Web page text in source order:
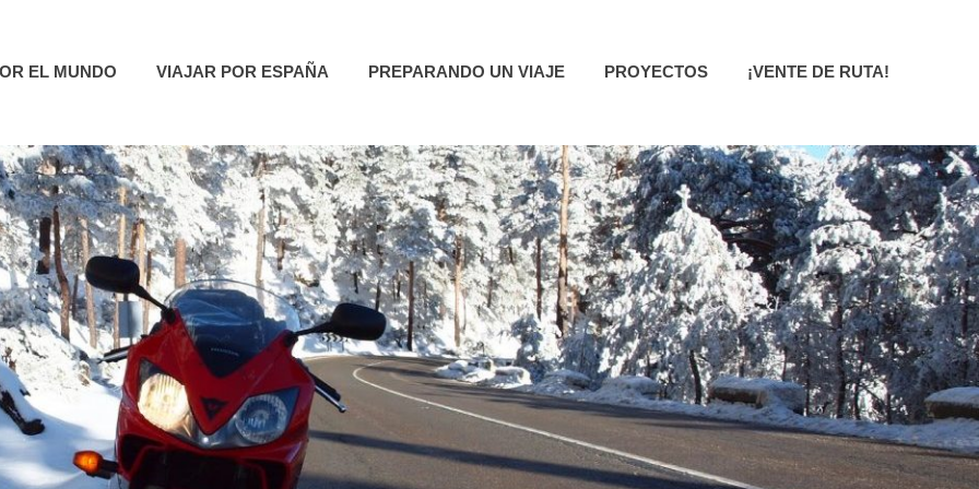
EL MUNDO VIAJAR POR ESPAÑA PREPARANDO UN VIAJE PROYECTOS ¡VENTE DE RUTA!